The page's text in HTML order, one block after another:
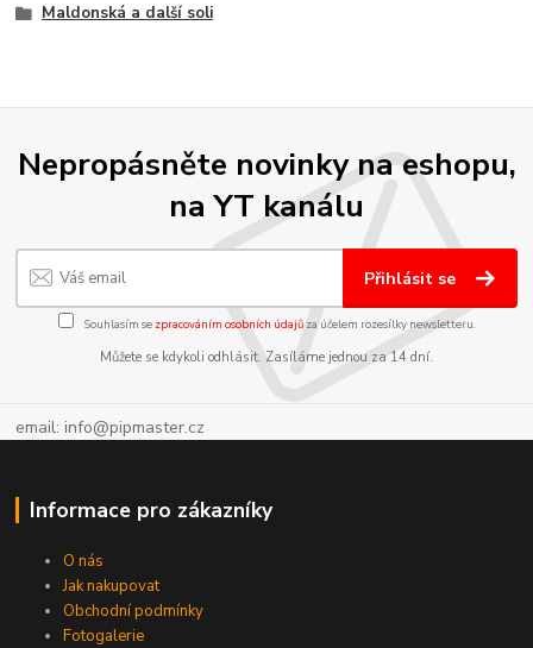
Maldonská a další soli
Nepropásněte novinky na eshopu,
na YT kanálu
Přihlásit se
Souhlasím se zpracováním osobních údajůza účelem rozesílky newsletteru.
Můžete se kdykoli odhlásit. Zasíláme jednou za 14 dní.
email: info@pipmaster.cz
Informace pro zákazníky
O nás
Jak nakupovat
Obchodní podmínky
Fotogalerie